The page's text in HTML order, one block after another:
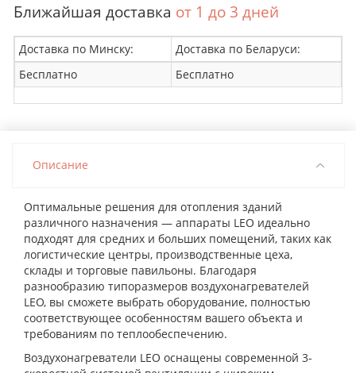
Ближайшая доставка от 1 до 3 дней
Доставка по Минску:
Доставка по Беларуси:
Бесплатно
Бесплатно
Описание
Оптимальные решения для отопления зданий
различного назначения — аппараты LEO идеально
подходят для средних и больших помещений, таких как
логистические центры, производственные цеха,
склады и торговые павильоны. Благодаря
разнообразию типоразмеров воздухонагревателей
LEO, вы сможете выбрать оборудование, полностью
соответствующее особенностям вашего объекта и
требованиям по теплообеспечению.
Воздухонагреватели LEO оснащены современной 3-